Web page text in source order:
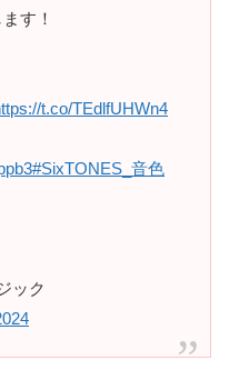
す！
t.co/TEdlfUHWn4
#SixTONES_音色
ック